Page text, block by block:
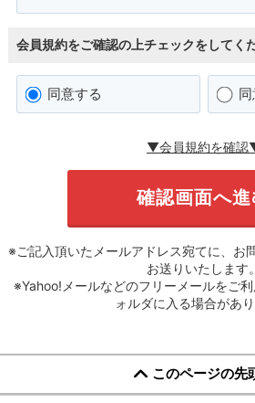
会員規約をご確認の上チェックをしてく
同意する
▼会員規約を確
※ご記入頂いたメールアドレス宛てに、お
お送りいたします。
※Yahoo!メールなどのフリーメールをご
ォルダに入る場合があり
このページの先